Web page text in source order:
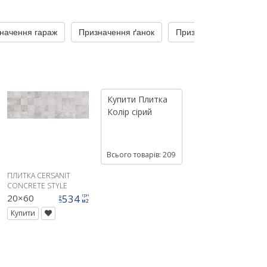
гараж Призначення ґанок Призначення для
ПЛИТКА CERSANIT
CONCRETE STYLE
STRUCTURE СТІНА
20×60 ціна534 грн
м2
Купити
Купити Плитка
Колір сірий
Всього товарів: 209